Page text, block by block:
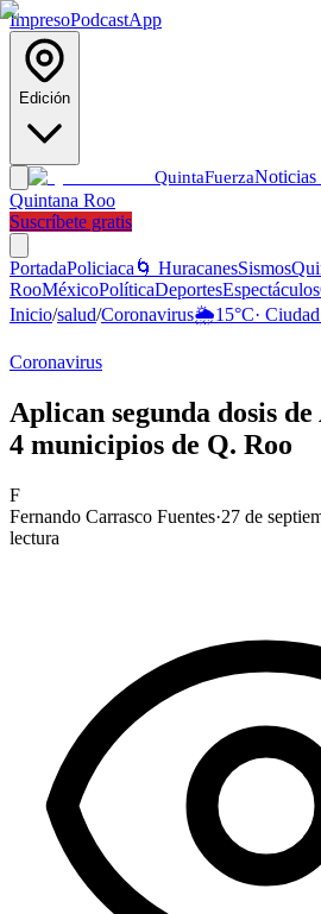
ImpresoPodcastApp
Edición
QuintaFuerzaNoticias
Quintana Roo
Suscríbete gratis
PortadaPoliciaca 🌀 HuracanesSismos
RooMéxicoPolíticaDeportesEspectáculos
Inicio/salud/Coronavirus🌦️15°C·
Coronavirus
Aplican segunda dosis
4 municipios de Q. Roo
F
Fernando Carrasco Fuentes·27 de
lectura